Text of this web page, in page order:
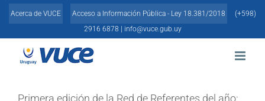
Skip
Acerca de VUCE Acceso a Información Pública - Ley 18.381/2018
(+598)
2916 6878 |
info@vuce.gub.uy
Primera edición de la Red de Referentes del año: